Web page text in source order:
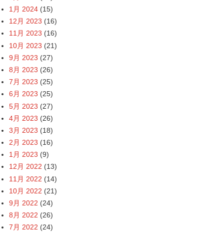
1月 2024 (15)
12月 2023 (16)
11月 2023 (16)
10月 2023 (21)
9月 2023 (27)
8月 2023 (26)
7月 2023 (25)
6月 2023 (25)
5月 2023 (27)
4月 2023 (26)
3月 2023 (18)
2月 2023 (16)
1月 2023 (9)
12月 2022 (13)
11月 2022 (14)
10月 2022 (21)
9月 2022 (24)
8月 2022 (26)
7月 2022 (24)